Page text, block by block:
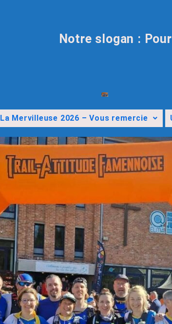
Notre slogan :
La Mervilleuse 2026 – Vous remercie